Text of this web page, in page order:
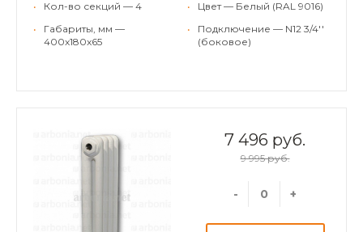
•
Кол-во секций — 4
•
Габариты, мм —
400x180x65
•
Цвет — Белый (RAL 9016)
•
Подключение — N12 3/4''
(боковое)
7 496 руб.
9 995 руб.
- +